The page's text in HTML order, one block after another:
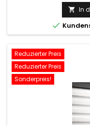
 In

Reduzierter Preis
Reduzierter Preis
Sonderpreis!